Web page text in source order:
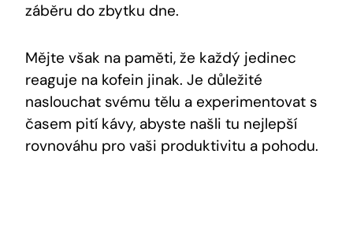
záběru do zbytku‌ dne.
Mějte však na​ paměti, že ‌každý jedinec
reaguje na kofein‍ jinak. ​Je důležité
naslouchat svému tělu a experimentovat s
časem‌ pití kávy, abyste našli tu ​nejlepší⁤
rovnováhu pro vaši produktivitu a pohodu.